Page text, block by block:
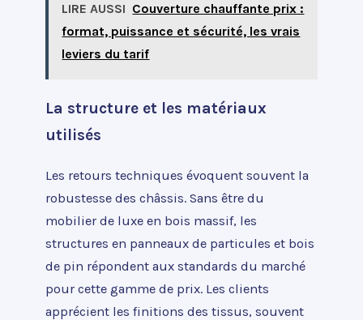
LIRE AUSSI Couverture chauffante prix :
format, puissance et sécurité, les vrais
leviers du tarif
La structure et les matériaux
utilisés
Les retours techniques évoquent souvent la
robustesse des châssis. Sans être du
mobilier de luxe en bois massif, les
structures en panneaux de particules et bois
de pin répondent aux standards du marché
pour cette gamme de prix. Les clients
apprécient les finitions des tissus, souvent